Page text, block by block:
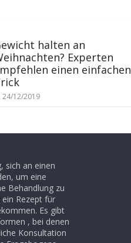
halten an
Experten
einen einfachen
24/12/2019
sich an einen
um eine
Behandlung zu
Rezept für
Es gibt
, bei denen
Konsultation